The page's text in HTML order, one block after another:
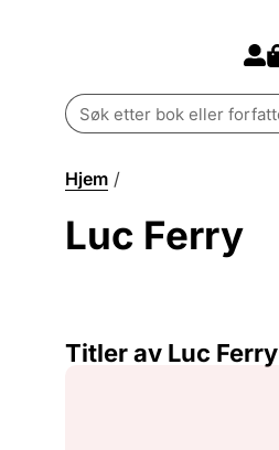
Search
for:
Hjem /
Luc Ferry
Titler av Luc Ferry